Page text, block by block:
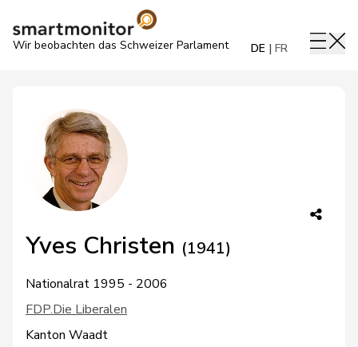
Wir beobachten das Schweizer Parlament DE FR
Yves Christen (1941)
Nationalrat 1995 - 2006
FDP.Die Liberalen
Kanton Waadt